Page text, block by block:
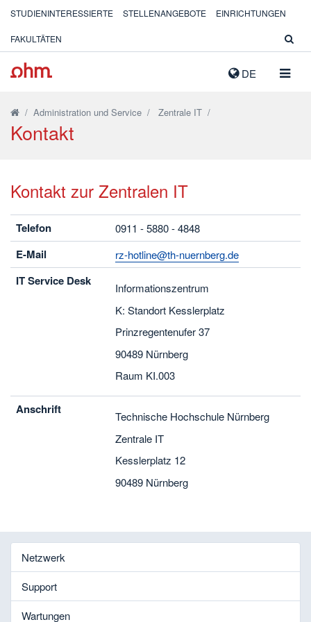
DE
STUDIENINTERESSIERTE STELLENANGEBOTE EINRICHTUNGEN
FAKULTÄTEN
/ Administration und Service / Zentrale IT /
Kontakt
Kontakt zur Zentralen IT
Telefon 0911 - 5880 - 4848
E-Mail rz-hotline@th-nuernberg.de
IT Service Desk
Informationszentrum
K: Standort Kesslerplatz
Prinzregentenufer 37
90489 Nürnberg
Raum KI.003
Anschrift
Technische Hochschule Nürnberg
Zentrale IT
Kesslerplatz 12
90489 Nürnberg
Netzwerk
Support
Wartungen